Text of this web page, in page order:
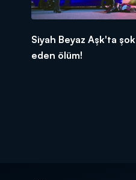
Siyah Beyaz Aşk'ta şok
eden ölüm!